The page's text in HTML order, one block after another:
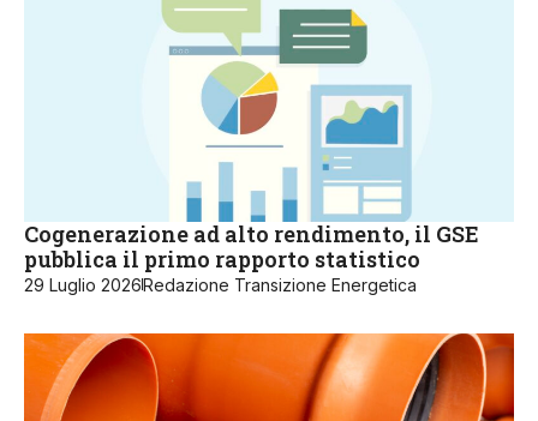
Cogenerazione ad alto rendimento, il GSE
pubblica il primo rapporto statistico
29 Luglio 2026Redazione Transizione Energetica